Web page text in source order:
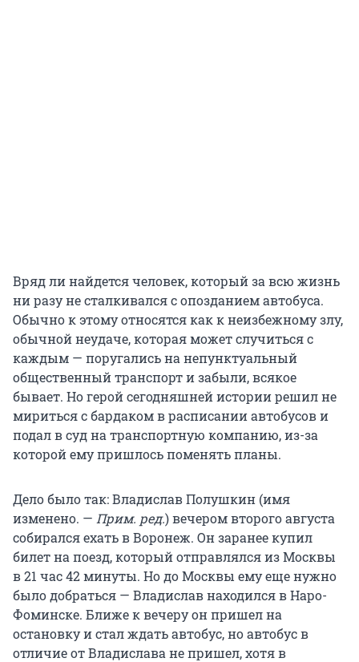
Вряд ли найдется человек, который за всю жизнь
ни разу не сталкивался с опозданием автобуса.
Обычно к этому относятся как к неизбежному злу,
обычной неудаче, которая может случиться с
каждым — поругались на непунктуальный
общественный транспорт и забыли, всякое
бывает. Но герой сегодняшней истории решил не
мириться с бардаком в расписании автобусов и
подал в суд на транспортную компанию, из-за
которой ему пришлось поменять планы.
Дело было так: Владислав Полушкин (имя
изменено. — Прим. ред.) вечером второго августа
собирался ехать в Воронеж. Он заранее купил
билет на поезд, который отправлялся из Москвы
в 21 час 42 минуты. Но до Москвы ему еще нужно
было добраться — Владислав находился в Наро-
Фоминске. Ближе к вечеру он пришел на
остановку и стал ждать автобус, но автобус в
отличие от Владислава не пришел, хотя в